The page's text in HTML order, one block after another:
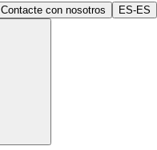
Contacte con nosotros ES-ES